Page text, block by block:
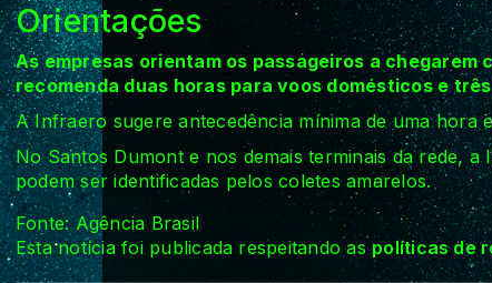
Orientações
As empresas orientam os passageiros a
recomenda duas horas para voos domésticos e
A Infraero sugere antecedência mínima de uma hora
No Santos Dumont e nos demais terminais da rede,
podem ser identificadas pelos coletes amarelos.
Fonte: Agência Brasil
Esta notícia foi publicada respeitando aspolíticas de